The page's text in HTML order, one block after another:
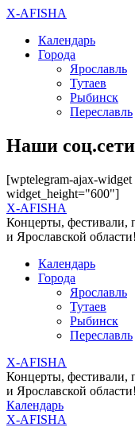
X-AFISHA
Календарь
Города
Ярославль
Тутаев
Рыбинск
Переславль
Наши соц.сети
[wptelegram-ajax-
widget_height="600"]
X-AFISHA
Концерты, фестивали,
и Ярославской области!
Календарь
Города
Ярославль
Тутаев
Рыбинск
Переславль
X-AFISHA
Концерты, фестивали,
и Ярославской области!
Календарь
X-AFISHA